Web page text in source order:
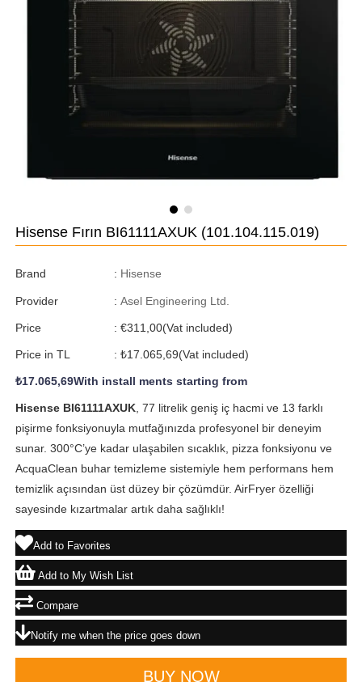
Hisense Fırın BI61111AXUK (101.104.115.019)
Brand : Hisense
Provider : Asel Engineering Ltd.
Price : €311,00(Vat included)
Price in TL : ₺17.065,69(Vat included)
₺17.065,69With install ments starting from
Hisense BI61111AXUK, 77 litrelik geniş iç hacmi ve 13 farklı
pişirme fonksiyonuyla mutfağınızda profesyonel bir deneyim
sunar. 300°C’ye kadar ulaşabilen sıcaklık, pizza fonksiyonu ve
AcquaClean buhar temizleme sistemiyle hem performans hem
temizlik açısından üst düzey bir çözümdür. AirFryer özelliği
sayesinde kızartmalar artık daha sağlıklı!
Add to Favorites
Add to My Wish List
Compare
Notify me when the price goes down